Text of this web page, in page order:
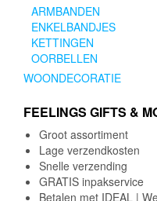
ARMBANDEN
ENKELBANDJES
KETTINGEN
OORBELLEN
WOONDECORATIE
FEELINGS GIFTS &
Groot assortiment
Lage verzendkosten
Snelle verzending
GRATIS inpakservice
Betalen met IDEAL |